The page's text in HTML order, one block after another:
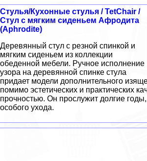
Стулья/Кухонные стулья / TetChair /
Стул с мягким сиденьем Афродита
(Aphrodite)
Деревянный стул с резной спинкой и
мягким сиденьем из коллекции
обеденной мебели. Ручное исполнение
узора на деревянной спинке стула
придает модели дополнительного
помимо эстетических и практических
прочностью. Он прослужит долгие
особого ухода.